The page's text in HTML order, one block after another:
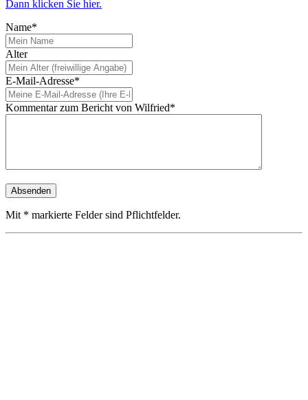
Dann klicken Sie hier.
Name*
Alter
E-Mail-Adresse*
Kommentar zum Bericht von Wilfried*
Mit * markierte Felder sind Pflichtfelder.